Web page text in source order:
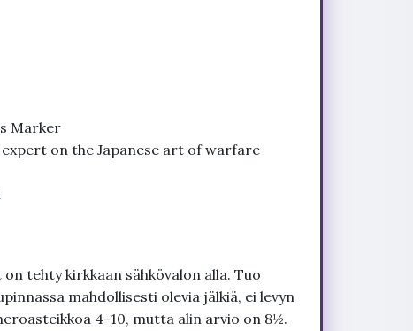
Marker
on the Japanese art of warfare
tehty kirkkaan sähkövalon alla. Tuo
mahdollisesti olevia jälkiä, ei levyn
4-10, mutta alin arvio on 8½.